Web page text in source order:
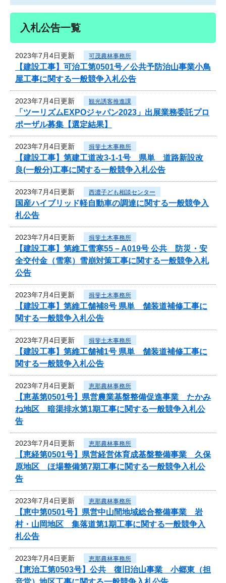
入札公告一覧
2023年7月4日更新 可茂農林事務所
【建設工事】可治工第0501号／公共予防治山事業小鳥
屋工事に関する一般競争入札公告
2023年7月4日更新 観光誘客推進課
「ツーリズムEXPOジャパン2023」出展業務委託プロ
ポーザル募集【選定結果】
2023年7月4日更新 揖斐土木事務所
【建設工事】第建工道改3-1-1号 県単 道路新設改
良(一般分)工事に関する一般競争入札公告
2023年7月4日更新 西濃子ども相談センター
国産ハイブリッド軽自動車の調達に関する一般競争入
札公告
2023年7月4日更新 揖斐土木事務所
【建設工事】第維工雪寒55－A019号 公共 防災・安
全交付金（雪寒）雪崩対策工事に関する一般競争入札
公告
2023年7月4日更新 揖斐土木事務所
【建設工事】第維工舗補8号 県単 舗装道補修工事に
関する一般競争入札公告
2023年7月4日更新 揖斐土木事務所
【建設工事】第維工舗補1号 県単 舗装道補修工事に
関する一般競争入札公告
2023年7月4日更新 恵那農林事務所
【恵基第0501号】県営農業基盤整備促進事業 たかみ
ね地区 暗渠排水第1期工事に関する一般競争入札公
告
2023年7月4日更新 恵那農林事務所
【恵経第0501号】県営経営体育成基盤整備事業 久保
原地区 ほ場整備第7期工事に関する一般競争入札公
告
2023年7月4日更新 恵那農林事務所
【恵中第0501号】県営中山間地域総合整備事業 岩
村・山岡地区 集落道第1期工事に関する一般競争入
札公告
2023年7月4日更新 恵那農林事務所
【恵治工第0503号】公共 復旧治山事業 小郷東（担